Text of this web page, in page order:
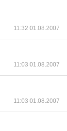
11:32 01.08.2007
11:03 01.08.2007
11:03 01.08.2007